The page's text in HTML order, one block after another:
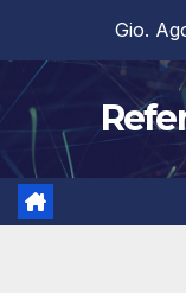
contenuto
Gio.